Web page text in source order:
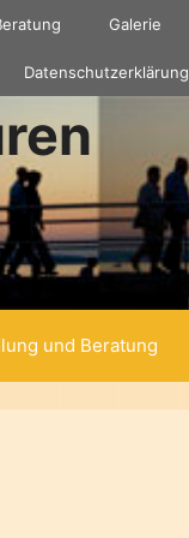
Galerie
Datenschutzerklärung
und Beratung